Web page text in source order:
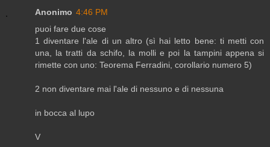
Anonimo 4:46 PM
puoi fare due cose
1 diventare l'ale di un altro (sì hai letto bene: ti metti con
una, la tratti da schifo, la molli e poi la tampini appena si
rimette con uno: Teorema Ferradini, corollario numero 5)
2 non diventare mai l'ale di nessuno e di nessuna
in bocca al lupo
V